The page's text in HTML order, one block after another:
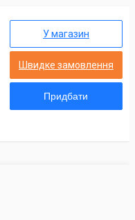
У магазин
Швидке замовлення
Придбати